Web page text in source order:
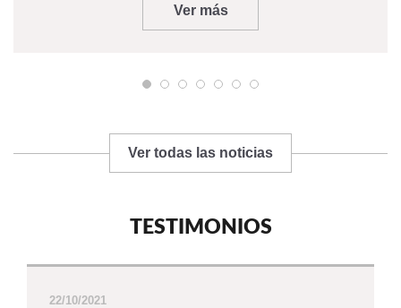
Ver más
Ver todas las noticias
TESTIMONIOS
22/10/2021